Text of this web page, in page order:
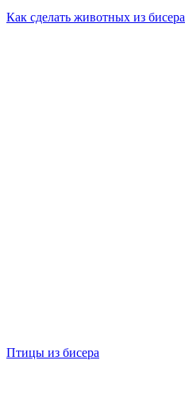
Как сделать животных из бисера
Птицы из бисера